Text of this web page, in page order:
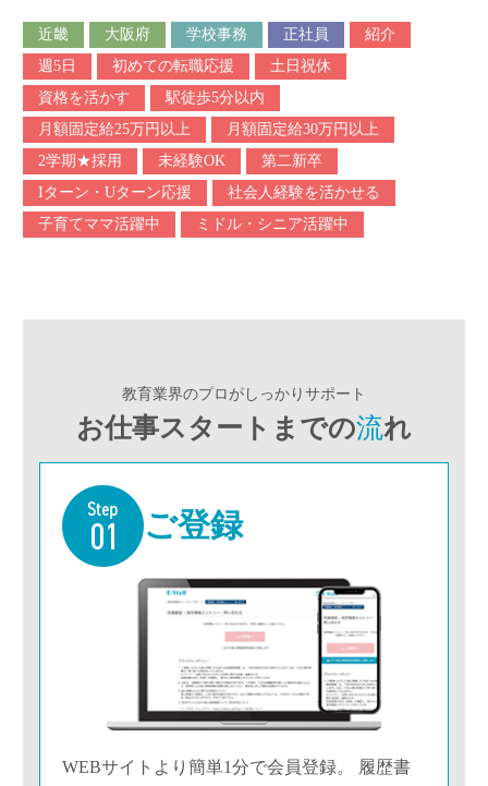
近畿 大阪府 学校事務 正社員
紹介
週5日
初めての転職応援
土日祝休
資格を活かす
駅徒歩5分以内
月額固定給25万円以上
月額固定給30万円以上
2学期★採用
未経験OK
第二新卒
Iターン・Uターン応援
社会人経験を活かせる
子育てママ活躍中
ミドル・シニア活躍中
教育業界のプロがしっかりサポート
お仕事スタートまでの流れ
ご登録
WEBサイトより簡単1分で会員登録。 履歴書